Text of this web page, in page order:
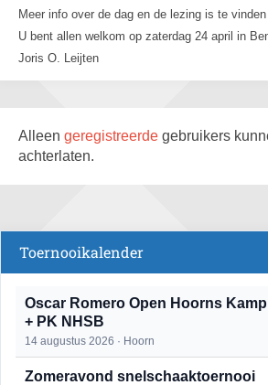
Meer info over de dag en de lezing is te
U bent allen welkom op zaterdag 24 april in
Joris O. Leijten
Alleen geregistreerde gebruikers
achterlaten.
Toernooikalender
Oscar Romero Open Hoorns
+ PK NHSB
14 augustus 2026 · Hoorn
Zomeravond snelschaaktoernooi